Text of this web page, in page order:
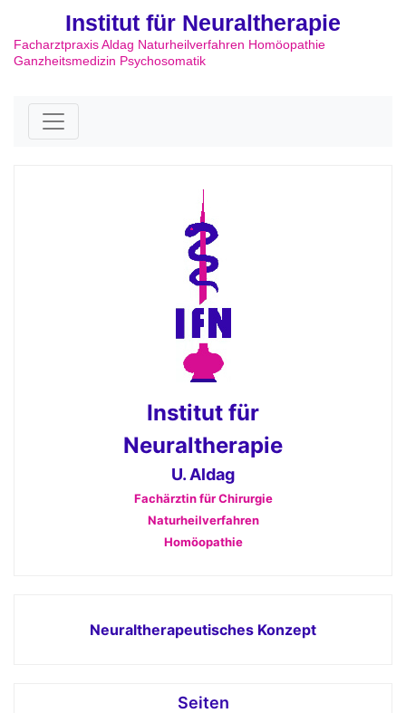
Institut für Neuraltherapie
Facharztpraxis Aldag Naturheilverfahren Homöopathie
Ganzheitsmedizin Psychosomatik
Institut für
Neuraltherapie
U. Aldag
Fachärztin für Chirurgie
Naturheilverfahren
Homöopathie
Neuraltherapeutisches Konzept
Seiten